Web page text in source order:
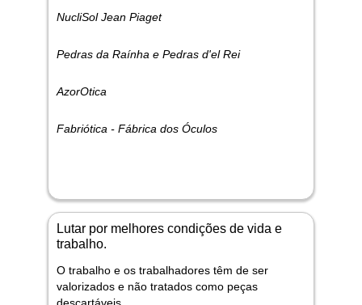
NucliSol Jean Piaget
Pedras da Raínha e Pedras d'el Rei
AzorOtica
Fabriótica - Fábrica dos Óculos
Lutar por melhores condições de vida e
trabalho.
O trabalho e os trabalhadores têm de ser
valorizados e não tratados como peças